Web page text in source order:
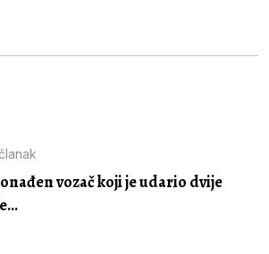
vozač koji je udario dvije